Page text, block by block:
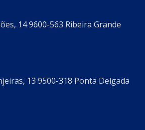
14 9600-563 Ribeira Grande
13 9500-318 Ponta Delgada